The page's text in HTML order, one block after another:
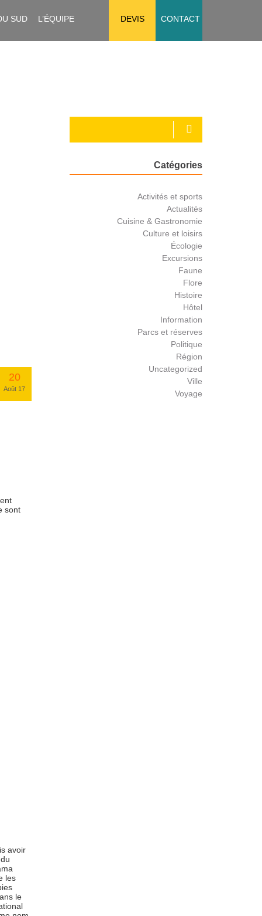
SUD L’ÉQUIPE DEVIS CONTACT
20
Août 17
sont
avoir
les
le
Catégories
Activités et sports
Actualités
Cuisine & Gastronomie
Culture et loisirs
Écologie
Excursions
Faune
Flore
Histoire
Hôtel
Information
Parcs et réserves
Politique
Région
Uncategorized
Ville
Voyage